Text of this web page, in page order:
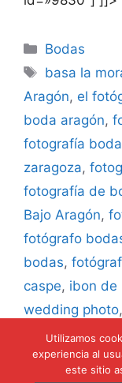
Categorías
Bodas
Etiquetas
basa la
Aragón, el
boda aragón,
fotografía
zaragoza,
fotografía de
Bajo Aragón,
fotógrafo
bodas,
caspe, ibon de
wedding photo,
weddings
Utilizamos
experiencia al
este sitio